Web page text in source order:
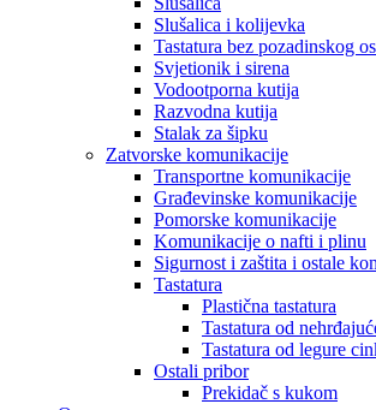
Slušalica i kolijevka
Tastatura bez pozadinskog
Svjetionik i sirena
Vodootporna kutija
Razvodna kutija
Stalak za šipku
Zatvorske komunikacije
Transportne komunikacije
Građevinske komunikacije
Pomorske komunikacije
Komunikacije o nafti i plinu
Sigurnost i zaštita i ostale
Tastatura
Plastična tastatura
Tastatura od
Tastatura od legure
Ostali pribor
Prekidač s kukom